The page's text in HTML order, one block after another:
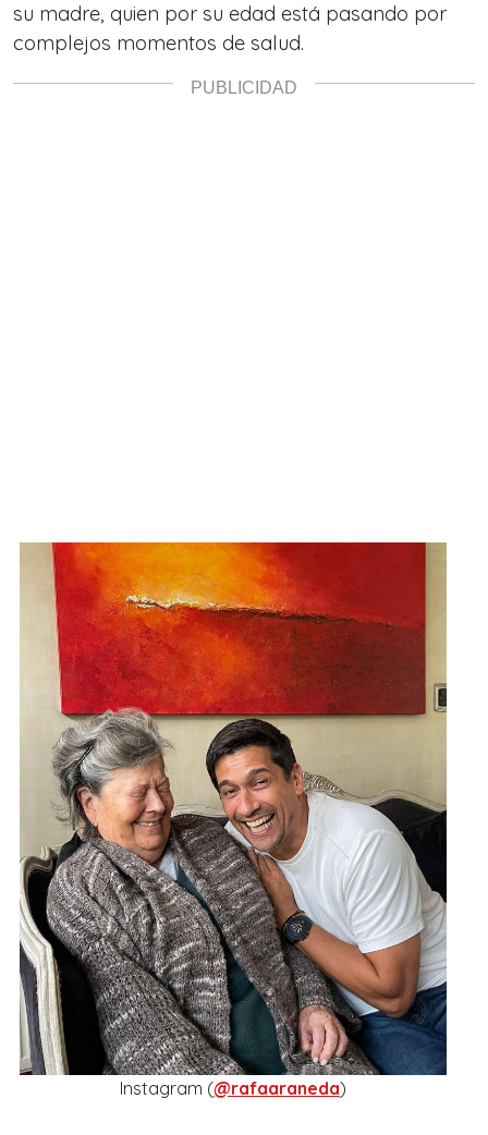
su madre, quien por su edad está pasando por
complejos momentos de salud.
Instagram (@rafaaraneda)